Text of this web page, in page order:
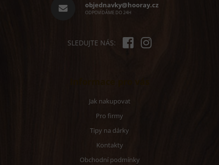
objednavky@hooray.cz
ODPOVÍDÁME DO 24H
SLEDUJTE NÁS:
Jak nakupovat
Pro firmy
Tipy na dárky
Kontakty
Obchodní podmínky